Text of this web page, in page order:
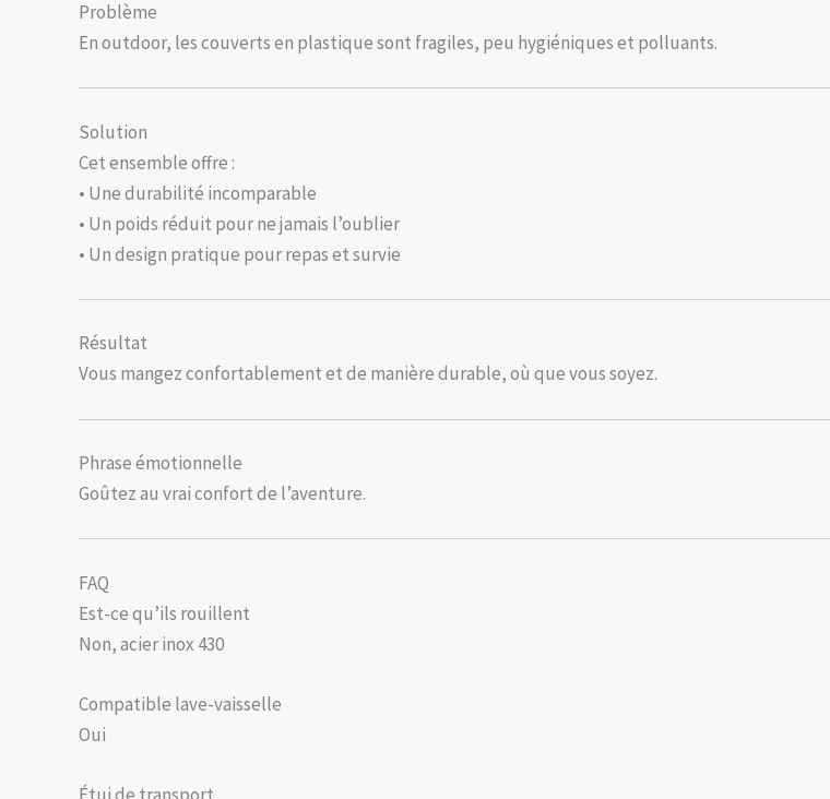
Problème
En outdoor, les couverts en plastique sont fragiles, peu hygiéniques et polluants.
Solution
Cet ensemble offre :
• Une durabilité incomparable
• Un poids réduit pour ne jamais l’oublier
• Un design pratique pour repas et survie
Résultat
Vous mangez confortablement et de manière durable, où que vous soyez.
Phrase émotionnelle
Goûtez au vrai confort de l’aventure.
FAQ
Est-ce qu’ils rouillent
Non, acier inox 430
Compatible lave-vaisselle
Oui